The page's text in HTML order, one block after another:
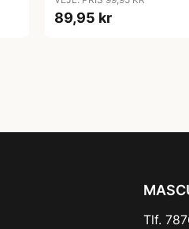
89,95 kr
Tlf.